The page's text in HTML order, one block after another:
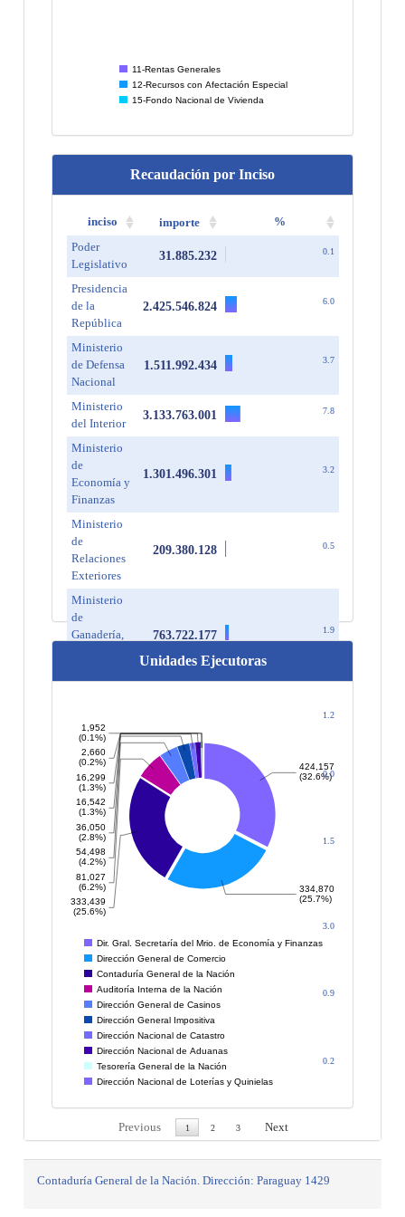
11-Rentas Generales
12-Recursos con Afectación Especial
15-Fondo Nacional de Vivienda
Recaudación por Inciso
inciso importe
%
Poder
Legislativo
31.885.232 0.1
Presidencia
de la
República
2.425.546.824 6.0
Ministerio
de Defensa
Nacional
1.511.992.434 3.7
Ministerio
del Interior
3.133.763.001 7.8
Ministerio
de
Economía y
Finanzas
1.301.496.301 3.2
Ministerio
de
Relaciones
Exteriores
209.380.128 0.5
Ministerio
de
Ganadería,
763.722.177 1.9
Energía y
Minería
1.2
Ministerio
de Turismo
7.399.612 0.0
Ministerio
de
Transporte y
Obras
Públicas
621.446.016 1.5
Ministerio
Educación y
Cultura
3.0
Ministerio
Pública
0.9
Ministerio
de Trabajo y
Seguridad
68.473.774 0.2
Previous 1 2 3 Next
Unidades Ejecutoras
Dir. Gral. Secretaría del Mrio. de Economía y Finanzas
Dirección General de Comercio
Contaduría General de la Nación
Auditoría Interna de la Nación
Dirección General de Casinos
Dirección General Impositiva
Dirección Nacional de Catastro
Dirección Nacional de Aduanas
Tesorería General de la Nación
Dirección Nacional de Loterías y Quinielas
424,157
(32.6%)
334,870
(25.7%)
333,439
(25.6%)
81,027
(6.2%)
54,498
(4.2%)
36,050
(2.8%)
16,542
(1.3%)
16,299
(1.3%)
2,660
(0.2%)
1,952
(0.1%)
Contaduría General de la Nación. Dirección: Paraguay 1429